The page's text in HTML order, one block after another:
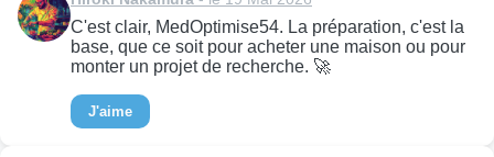
C'est clair, MedOptimise54. La préparation, c'est la
base, que ce soit pour acheter une maison ou pour
monter un projet de recherche. 🚀
J'aime